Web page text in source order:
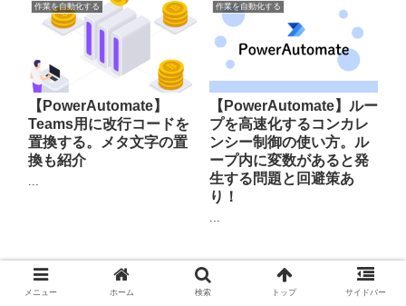
作業を自動化する
【PowerAutomate】
Teams用に改行コードを
置換する。メタ文字の置
換も紹介
作業を自動化する
【PowerAutomate】ルー
プを高速化するコンカレ
ンシー制御の使い方。ル
ープ内に変数があると発
生する問題と回避策あ
り！
作業を自動化する 作業を自動化する
メニュー ホーム 検索 トップ サイドバー